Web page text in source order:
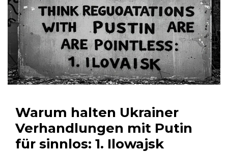
Warum halten Ukrainer
Verhandlungen mit Putin
für sinnlos: 1. Ilowajsk